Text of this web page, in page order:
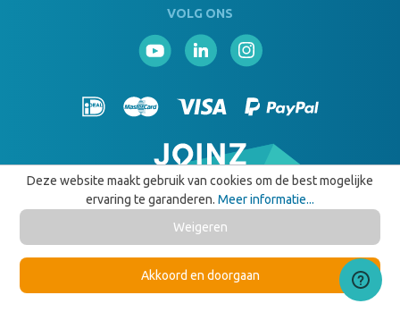
VOLG ONS
© 2026 Joinz • Alle Rechten Voorbehouden
Deze website maakt gebruik van cookies om de best mogelijke
ervaring te garanderen. Meer informatie...
Weigeren
Akkoord en doorgaan